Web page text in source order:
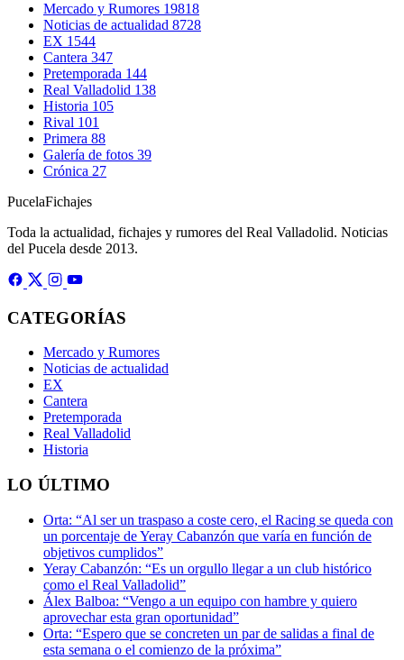
Mercado y Rumores 19818
Noticias de actualidad 8728
EX 1544
Cantera 347
Pretemporada 144
Real Valladolid 138
Historia 105
Rival 101
Primera 88
Galería de fotos 39
Crónica 27
PucelaFichajes
Toda la actualidad, fichajes y rumores del Real Valladolid. Noticias
del Pucela desde 2013.
CATEGORÍAS
Mercado y Rumores
Noticias de actualidad
EX
Cantera
Pretemporada
Real Valladolid
Historia
LO ÚLTIMO
Orta: “Al ser un traspaso a coste cero, el Racing se queda con
un porcentaje de Yeray Cabanzón que varía en función de
objetivos cumplidos”
Yeray Cabanzón: “Es un orgullo llegar a un club histórico
como el Real Valladolid”
Álex Balboa: “Vengo a un equipo con hambre y quiero
aprovechar esta gran oportunidad”
Orta: “Espero que se concreten un par de salidas a final de
esta semana o el comienzo de la próxima”